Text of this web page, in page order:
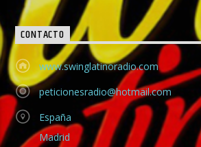
CONTACTO
www.swinglatinoradio.com
peticionesradio@hotmail.com
España
Madrid